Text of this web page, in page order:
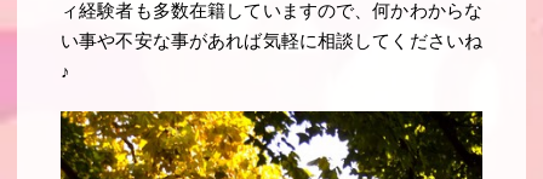
ィ経験者も多数在籍していますので、何かわからな
い事や不安な事があれば気軽に相談してくださいね
♪